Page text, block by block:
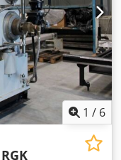
1 / 6